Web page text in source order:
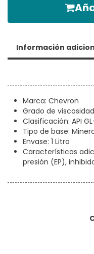
Información
Marca: Chevron
Grado de
Clasificación: API
Tipo de base:
Envase: 1 Litro
Características
presión (EP),